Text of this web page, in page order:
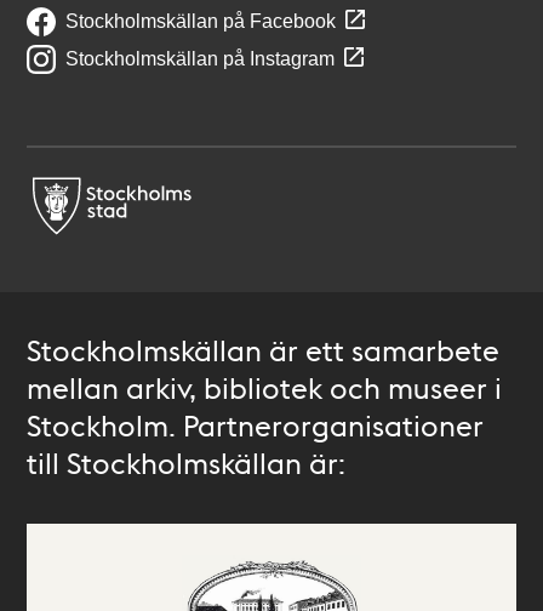
Stockholmskällan på Facebook
Stockholmskällan på Instagram
Stockholmskällan är ett samarbete
mellan arkiv, bibliotek och museer i
Stockholm. Partnerorganisationer
till Stockholmskällan är: